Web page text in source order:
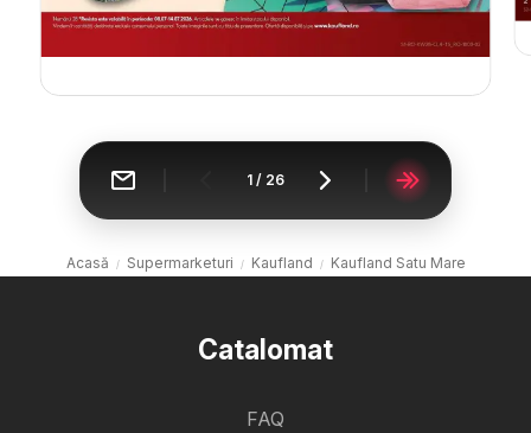
1 / 26
Acasă Supermarketuri Kaufland Kaufland Satu Mare
Catalomat
FAQ